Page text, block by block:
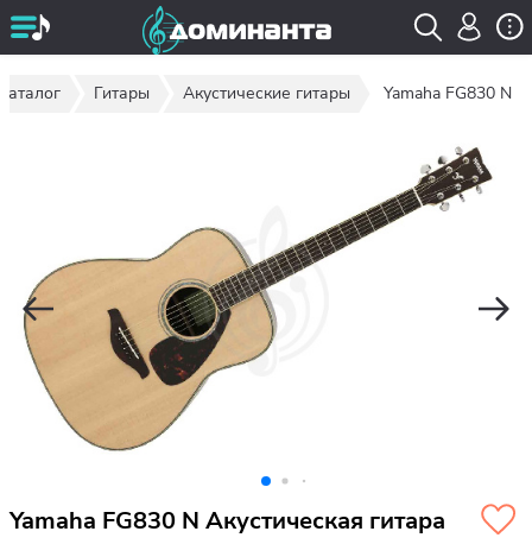
Гитары Акустические гитары Yamaha FG830 N
Yamaha FG830 N Акустическая гитара